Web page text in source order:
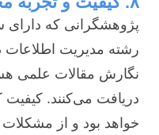
پژوهشگرانی که دارای
رشته مدیریت
نگارش مقالات علمی
دریافت می‌کنند. کیفیت
خواهد بود و از